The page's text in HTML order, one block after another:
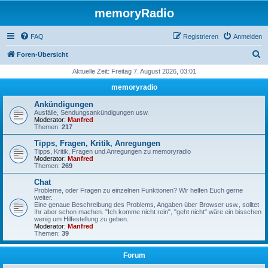
memoryRadio
FAQ Anmelden
Registrieren
Foren-Übersicht
h
Aktuelle Zeit: Freitag 7. August 2026, 03:01
memoryradio
Ankündigungen
Ausfälle, Sendungsankündigungen usw.
Moderator: Manfred
Themen: 217
Tipps, Fragen, Kritik, Anregungen
Tipps, Kritik, Fragen und Anregungen zu memoryradio
Moderator: Manfred
Themen: 269
Chat
Probleme, oder Fragen zu einzelnen Funktionen? Wir helfen Euch gerne
weiter.
Eine genaue Beschreibung des Problems, Angaben über Browser usw., solltet
Ihr aber schon machen. "Ich komme nicht rein", "geht nicht" wäre ein bisschen
wenig um Hilfestellung zu geben.
Moderator: Manfred
Themen: 39
Forum